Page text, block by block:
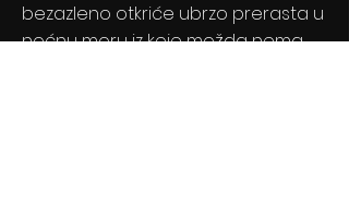
bezazleno otkriće ubrzo prerasta u
noćnu moru iz koje možda nema